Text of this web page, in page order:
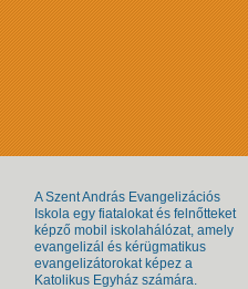
A Szent András Evangelizációs
Iskola egy fiatalokat és felnőtteket
képző mobil iskolahálózat, amely
evangelizál és kérügmatikus
evangelizátorokat képez a
Katolikus Egyház számára.